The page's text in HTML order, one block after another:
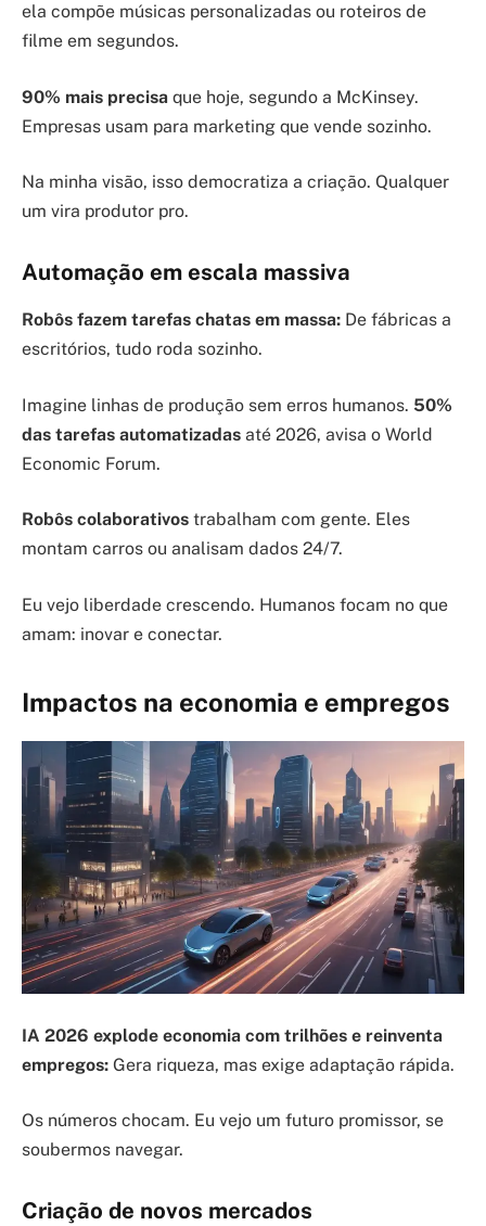
ela compõe músicas personalizadas ou roteiros de
filme em segundos.
90% mais precisa que hoje, segundo a McKinsey.
Empresas usam para marketing que vende sozinho.
Na minha visão, isso democratiza a criação. Qualquer
um vira produtor pro.
Automação em escala massiva
Robôs fazem tarefas chatas em massa: De fábricas a
escritórios, tudo roda sozinho.
Imagine linhas de produção sem erros humanos. 50%
das tarefas automatizadas até 2026, avisa o World
Economic Forum.
Robôs colaborativos trabalham com gente. Eles
montam carros ou analisam dados 24/7.
Eu vejo liberdade crescendo. Humanos focam no que
amam: inovar e conectar.
Impactos na economia e empregos
IA 2026 explode economia com trilhões e reinventa
empregos: Gera riqueza, mas exige adaptação rápida.
Os números chocam. Eu vejo um futuro promissor, se
soubermos navegar.
Criação de novos mercados